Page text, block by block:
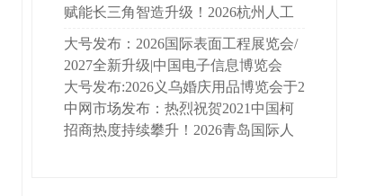
市场、大号商城、直播号、大号会展
现场发布！
乌国际博览中心隆重开幕！场面火
爆！COTV全球直播、中网市场、大
号商城、大号会展现场发布！
展／酒店及商业空间展／深圳营养与
健康产业展于2023年12月14日-16日在
深圳国际会展中心盛大开幕！COTV
全球直播、中网市场、大号会展现场
发布！
赋能长三角智造升级！2026杭州人工
智能与机器人展会9月启幕
大号发布：2026国际表面工程展览会/
上海压铸展及有色铸造展览会于2026
年07月15日-17日在上海新国际博览中
心盛大开幕！COTV全球直播、中网
市场、大号商城、直播号、大号会展
2027全新升级|中国电子信息博览会
（深圳电子展）核心优势
大号发布:2026义乌婚庆用品博览会于2
026年07月13日-14日在义乌国际国际
博览中心盛大开幕! COTV全球直播、
中网市场发布：热烈祝贺2021中国柯
桥国际纺织品博览会暨于2021年10月2
招商热度持续攀升！2026青岛国际人